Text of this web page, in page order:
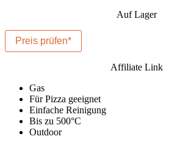
Auf Lager
Preis prüfen*
Affiliate Link
Gas
Für Pizza geeignet
Einfache Reinigung
Bis zu 500°C
Outdoor